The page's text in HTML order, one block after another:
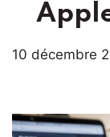
10 décembre